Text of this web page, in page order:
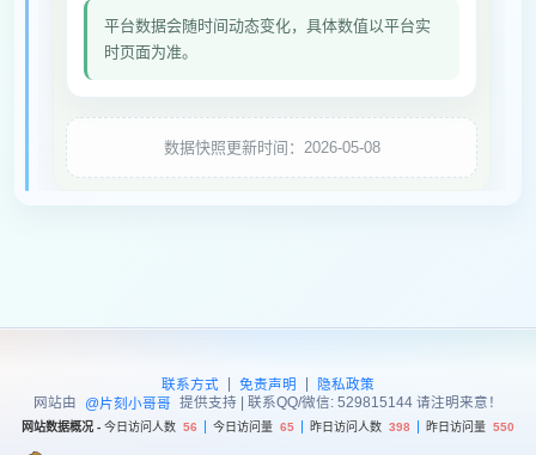
平台数据会随时间动态变化，具体数值以平台实
时页面为准。
数据快照更新时间：2026-05-08
联系方式 | 免责声明 |
隐私政策
网站由
@片刻小哥哥 提供支持 | 联系QQ/微信: 529815144 请注明来意！
网站数据概况 - 今日访问人数 56 今日访问量 65 昨日访问人数 398 昨日访问量 550